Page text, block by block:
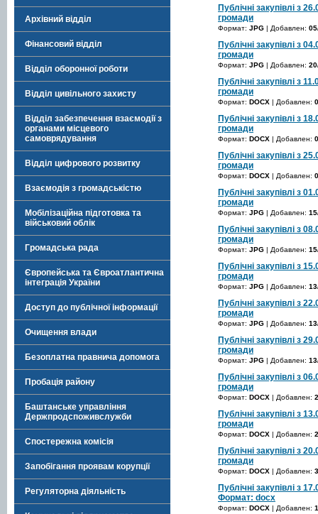
Архівний відділ
Фінансовий відділ
Відділ оборонної роботи
Відділ цивільного захисту
Відділ забезпечення взаємодії з
органами місцевого
самоврядування
Відділ цифрового розвитку
Взаємодія з громадськістю
Мобілізаційна підготовка та
військовий облік
Громадська рада
Європейська та Євроатлантична
інтеграція України
Доступ до публічної інформації
Очищення влади
Безоплатна правнича допомога
Пробація району
Баштанське управління
Держпродспоживслужби
Спостережна комісія
Запобігання проявам корупції
Регуляторна діяльність
Публічні закупівлі з
громади
Формат: JPG | Добавлен:
Публічні закупівлі з
громади
Формат: JPG | Добавлен:
Публічні закупівлі з
громади
Формат: DOCX | Добавлен:
Публічні закупівлі з
громади
Формат: DOCX | Добавлен:
Публічні закупівлі з
громади
Формат: DOCX | Добавлен:
Публічні закупівлі з
громади
Формат: JPG | Добавлен:
Публічні закупівлі з
громади
Формат: JPG | Добавлен:
Публічні закупівлі з
громади
Формат: JPG | Добавлен:
Публічні закупівлі з
громади
Формат: JPG | Добавлен:
Публічні закупівлі з
громади
Формат: JPG | Добавлен:
Публічні закупівлі з
громади
Формат: DOCX | Добавлен:
Публічні закупівлі з
громади
Формат: DOCX | Добавлен:
Публічні закупівлі з
громади
Формат: DOCX | Добавлен:
Публічні закупівлі з
Формат: docx
Формат: DOCX | Добавлен: